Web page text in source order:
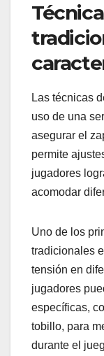
Las técnicas
uso de una
asegurar el
permite
jugadores
acomodar
Uno de los
tradicionales
tensión en
jugadores
específicas,
tobillo, para
durante el